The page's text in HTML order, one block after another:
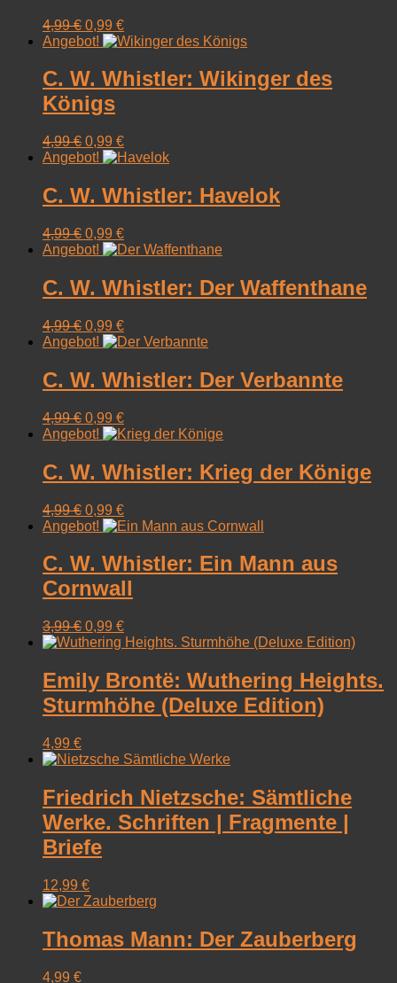
4,99€ Ursprünglicher
Preis
4,99 €
0,99 €Aktueller
Preis
0,99 €.
Angebot!
C. W. Whistler: Wikinger des
Königs
4,99€ Ursprünglicher
Preis
4,99 €
0,99 €Aktueller
Preis
0,99 €.
Angebot!
C. W. Whistler: Havelok
4,99€ Ursprünglicher
Preis
4,99 €
0,99 €Aktueller
Preis
0,99 €.
Angebot!
C. W. Whistler: Der Waffenthane
4,99€ Ursprünglicher
Preis
4,99 €
0,99 €Aktueller
Preis
0,99 €.
Angebot!
C. W. Whistler: Der Verbannte
4,99€ Ursprünglicher
Preis
4,99 €
0,99 €Aktueller
Preis
0,99 €.
Angebot!
C. W. Whistler: Krieg der Könige
4,99€ Ursprünglicher
Preis
4,99 €
0,99 €Aktueller
Preis
0,99 €.
Angebot!
C. W. Whistler: Ein Mann aus
Cornwall
3,99€ Ursprünglicher
Preis
3,99 €
0,99 €Aktueller
Preis
0,99 €.
Emily Brontë: Wuthering Heights.
Sturmhöhe (Deluxe Edition)
4,99 €
Friedrich Nietzsche: Sämtliche
Werke. Schriften | Fragmente |
Briefe
12,99 €
Thomas Mann: Der Zauberberg
4,99 €